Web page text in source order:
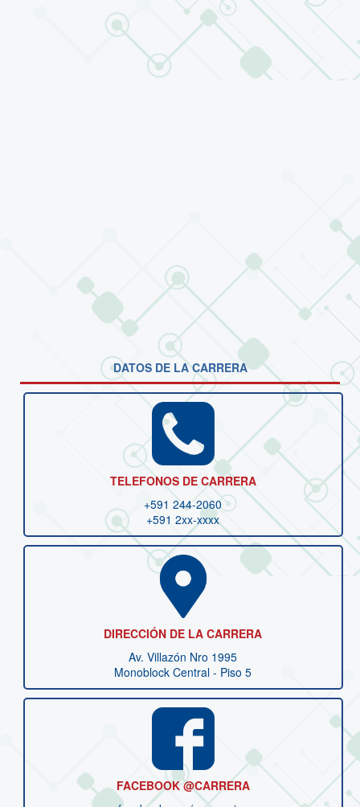
DATOS DE LA CARRERA
TELEFONOS DE CARRERA
+591 244-2060
+591 2xx-xxxx
DIRECCIÓN DE LA CARRERA
Av. Villazón Nro 1995
Monoblock Central - Piso 5
FACEBOOK @CARRERA